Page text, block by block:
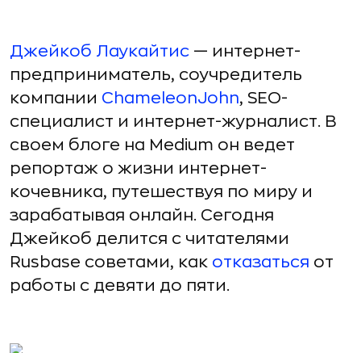
Джейкоб Лаукайтис — интернет-
предприниматель, соучредитель
компании ChameleonJohn, SEO-
специалист и интернет-журналист. В
своем блоге на Medium он ведет
репортаж о жизни интернет-
кочевника, путешествуя по миру и
зарабатывая онлайн. Сегодня
Джейкоб делится с читателями
Rusbase советами, как отказаться от
работы с девяти до пяти.